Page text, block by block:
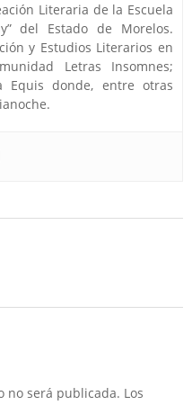
Literaria de la Escuela
del Estado de Morelos.
y Estudios Literarios en
Letras Insomnes;
Equis donde, entre otras
no será publicada. Los